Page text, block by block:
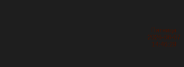
Пятница
2026-08-07
14:46:29